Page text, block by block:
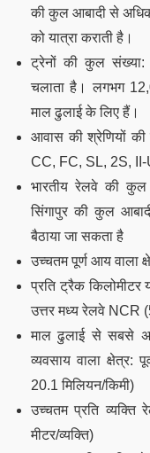
की कुल आबादी से अधिक
को यात्रा कराती है।
ट्रेनों की कुल संख्या:
चलाता है। लगभग
माल ढुलाई के लिए हैं।
आवास की श्रेणियों
CC, FC, SL, 2S, II-
भारतीय रेलवे की कुल
सिंगापुर की कुल
बैठाया जा सकता है
उच्चतम पूर्ण आय वाला
प्रति ट्रैक किलोमीटर
उत्तर मध्य रेलवे NCR
माल ढुलाई से सबसे
व्यवसाय वाला क्षेत्र:
20.1 मिलियन/किमी)
उच्चतम प्रति व्यक्ति
मीटर/व्यक्ति)